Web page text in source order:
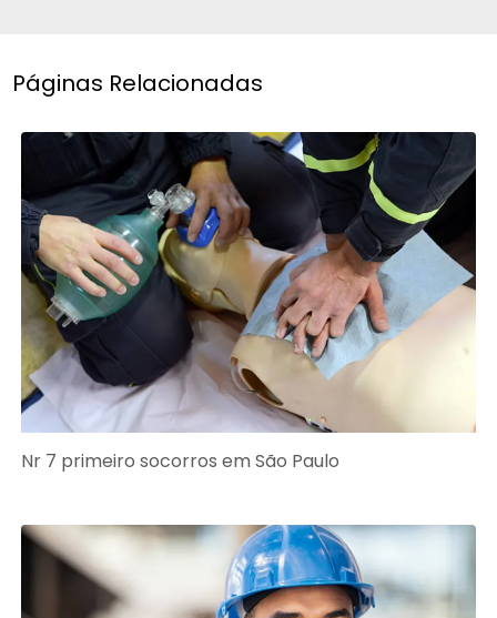
Páginas Relacionadas
Nr 7 primeiro socorros em São Paulo